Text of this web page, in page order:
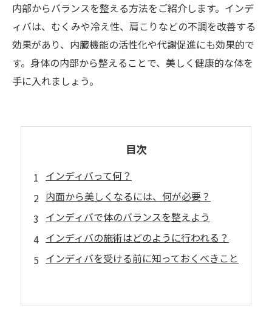
内部からバランスを整える方法をご紹介します。インデ
ィバは、むくみや冷え性、肩こりなどの不調を改善する
効果があり、内臓機能の活性化や代謝促進にも効果的で
す。身体の内部から整えることで、美しく健康的な体を
手に入れましょう。
目次
インディバって何？
内面から美しくなるには、何が必要？
インディバで体のバランスを整えよう
インディバの施術はどのように行われる？
インディバを受ける前に知っておくべきこと